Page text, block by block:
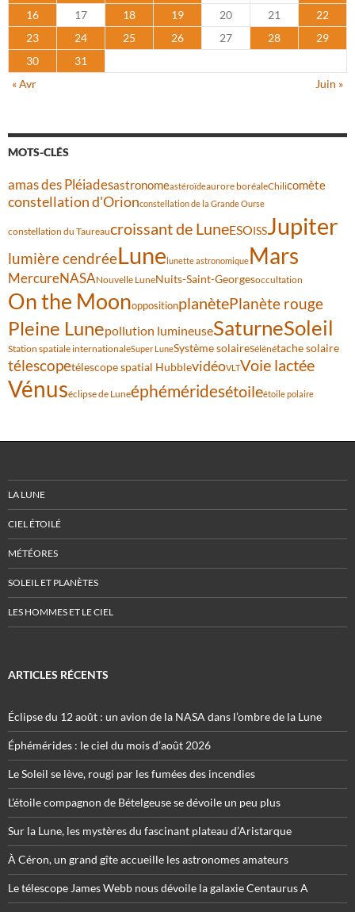
16
17 18 19 20 21
22
23
24 25 26 27 28
29
30
31
« Avr
Juin »
MOTS-CLÉS
amas des Pléiadesastronomeastéroïdeaurore boréaleChilicomète
constellation d'Orionconstellation de la Grande Ourse
constellation du Taureaucroissant de LuneESOISSJupiter
lumière cendréeLune lunette astronomiqueMars
MercureNASANouvelle LuneNuits-Saint-Georgesoccultation
On the MoonoppositionplanètePlanète rouge
Pleine Lunepollution lumineuseSaturneSoleil
Station spatiale internationaleSuper LuneSystème solaireSélénétache solaire
télescopetélescope spatial HubblevidéoVLTVoie lactée
Vénuséclipse de Luneéphéméridesétoileétoile polaire
LA LUNE
CIEL ÉTOILÉ
MÉTÉORES
SOLEIL ET PLANÈTES
LES HOMMES ET LE CIEL
ARTICLES RÉCENTS
Éclipse du 12 août : un avion de la NASA dans l’ombre de la Lune
Éphémérides : le ciel du mois d’août 2026
Le Soleil se lève, rougi par les fumées des incendies
L’étoile compagnon de Bételgeuse se dévoile un peu plus
Sur la Lune, les mystères du fascinant plateau d’Aristarque
À Céron, un grand gîte accueille les astronomes amateurs
Le télescope James Webb nous dévoile la galaxie Centaurus A